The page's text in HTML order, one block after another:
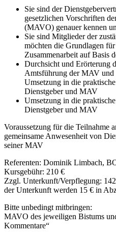
Sie sind der
gesetzlichen Vorschriften
(MAVO) genauer kennen
Sie sind Mitglieder der
möchten die Grundlagen
Zusammenarbeit auf Basis
Durchsicht und Erörterung
Amtsführung der MAV und
Umsetzung in die
Dienstgeber und MAV
Umsetzung in die
Dienstgeber und MAV
Voraussetzung für die Teilnahme
gemeinsame Anwesenheit von
seiner MAV
Referenten: Dominik Limbach,
Kursgebühr: 210 €
Zzgl. Unterkunft/Verpflegung:
der Unterkunft werden 15 € in
Bitte unbedingt mitbringen:
MAVO des jeweiligen Bistums
Kommentare“